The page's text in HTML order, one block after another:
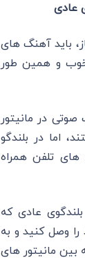
عادی
باید آهنگ ‌های
خوب و همین طور
در مانیتور
اما در بلندگو
های تلفن همراه
عادی که
وصل کنید و به
مانیتور های